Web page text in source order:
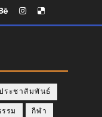
ระชาสัมพันธ์
รม กีฬา